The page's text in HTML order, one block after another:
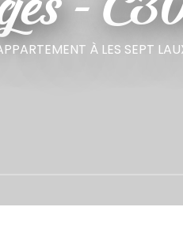
-
À LES SEPT